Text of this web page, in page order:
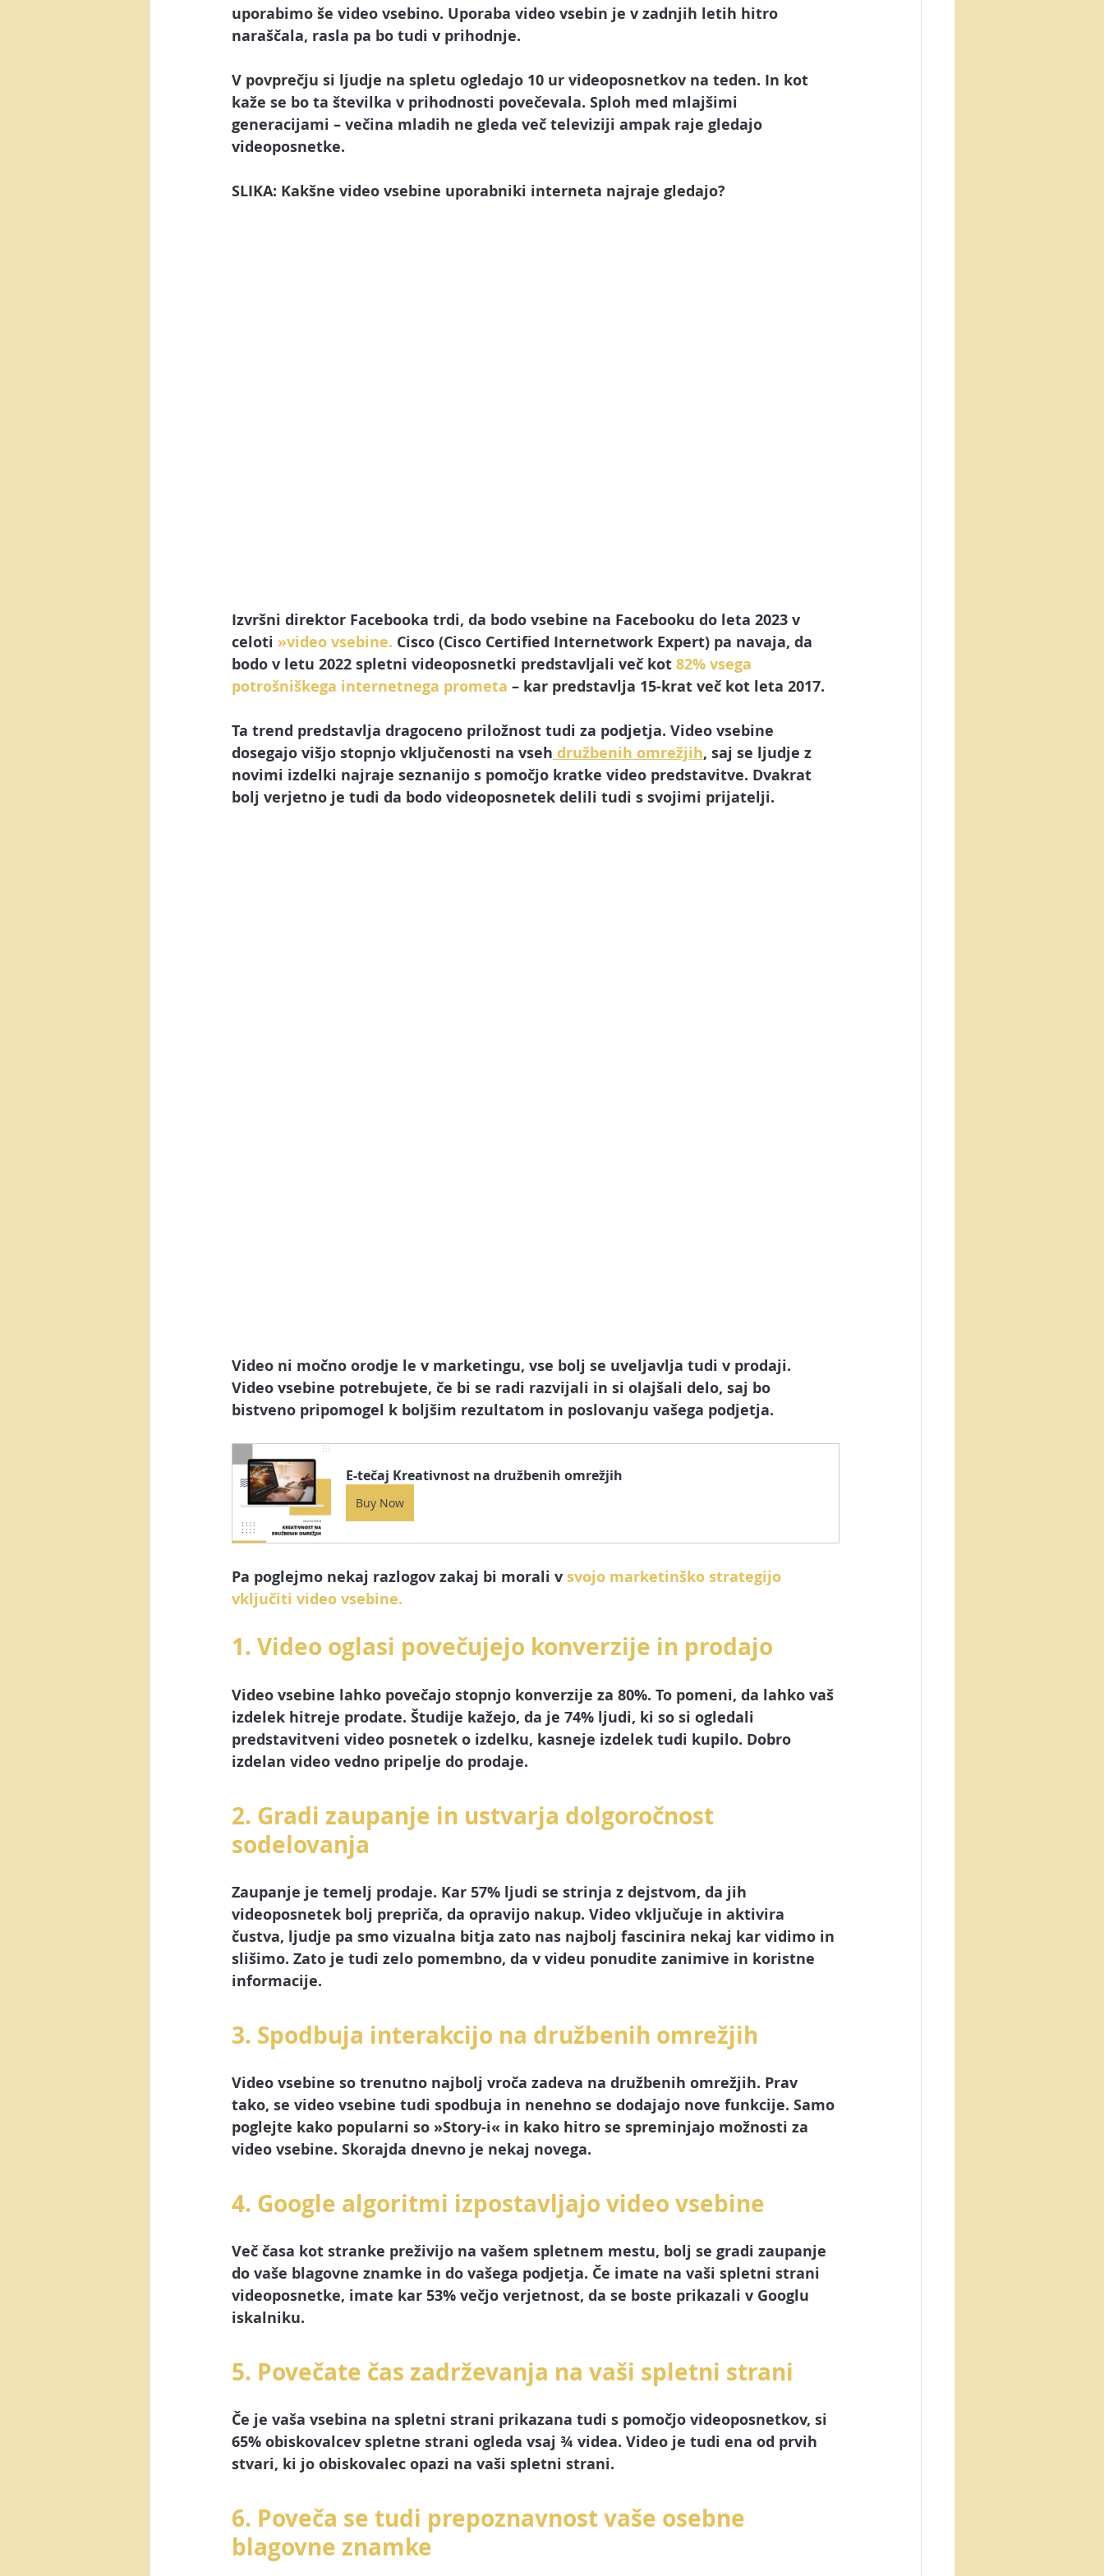
Generacija Z NotebookLM AI chatbot in asistent
uporabimo še video vsebino. Uporaba video vsebin je v zadnjih letih hitro
naraščala, rasla pa bo tudi v prihodnje.
V povprečju si ljudje na spletu ogledajo 10 ur videoposnetkov na teden. In kot
kaže se bo ta številka v prihodnosti povečevala. Sploh med mlajšimi
generacijami – večina mladih ne gleda več televiziji ampak raje gledajo
videoposnetke.
SLIKA: Kakšne video vsebine uporabniki interneta najraje gledajo?
Izvršni direktor Facebooka trdi, da bodo vsebine na Facebooku do leta 2023 v
celoti »video vsebine. Cisco (Cisco Certified Internetwork Expert) pa navaja, da
bodo v letu 2022 spletni videoposnetki predstavljali več kot 82% vsega
potrošniškega internetnega prometa – kar predstavlja 15-krat več kot leta 2017.
Ta trend predstavlja dragoceno priložnost tudi za podjetja. Video vsebine
dosegajo višjo stopnjo vključenosti na vseh družbenih omrežjih, saj se ljudje z
novimi izdelki najraje seznanijo s pomočjo kratke video predstavitve. Dvakrat
bolj verjetno je tudi da bodo videoposnetek delili tudi s svojimi prijatelji.
Video ni močno orodje le v marketingu, vse bolj se uveljavlja tudi v prodaji.
Video vsebine potrebujete, če bi se radi razvijali in si olajšali delo, saj bo
bistveno pripomogel k boljšim rezultatom in poslovanju vašega podjetja.
E-tečaj Kreativnost na družbenih omrežjih
Buy Now
Pa poglejmo nekaj razlogov zakaj bi morali v svojo marketinško strategijo
vključiti video vsebine.
1. Video oglasi povečujejo konverzije in prodajo
Video vsebine lahko povečajo stopnjo konverzije za 80%. To pomeni, da lahko vaš
izdelek hitreje prodate. Študije kažejo, da je 74% ljudi, ki so si ogledali
predstavitveni video posnetek o izdelku, kasneje izdelek tudi kupilo. Dobro
izdelan video vedno pripelje do prodaje.
2. Gradi zaupanje in ustvarja dolgoročnost
sodelovanja
Zaupanje je temelj prodaje. Kar 57% ljudi se strinja z dejstvom, da jih
videoposnetek bolj prepriča, da opravijo nakup. Video vključuje in aktivira
čustva, ljudje pa smo vizualna bitja zato nas najbolj fascinira nekaj kar vidimo in
slišimo. Zato je tudi zelo pomembno, da v videu ponudite zanimive in koristne
informacije.
3. Spodbuja interakcijo na družbenih omrežjih
Video vsebine so trenutno najbolj vroča zadeva na družbenih omrežjih. Prav
tako, se video vsebine tudi spodbuja in nenehno se dodajajo nove funkcije. Samo
poglejte kako popularni so »Story-i« in kako hitro se spreminjajo možnosti za
video vsebine. Skorajda dnevno je nekaj novega.
4. Google algoritmi izpostavljajo video vsebine
Več časa kot stranke preživijo na vašem spletnem mestu, bolj se gradi zaupanje
do vaše blagovne znamke in do vašega podjetja. Če imate na vaši spletni strani
videoposnetke, imate kar 53% večjo verjetnost, da se boste prikazali v Googlu
iskalniku.
5. Povečate čas zadrževanja na vaši spletni strani
Če je vaša vsebina na spletni strani prikazana tudi s pomočjo videoposnetkov, si
65% obiskovalcev spletne strani ogleda vsaj ¾ videa. Video je tudi ena od prvih
stvari, ki jo obiskovalec opazi na vaši spletni strani.
6. Poveča se tudi prepoznavnost vaše osebne
blagovne znamke